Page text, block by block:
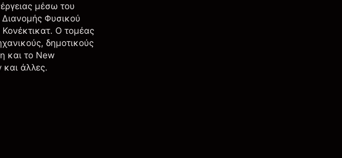
μέσω του
Διανομής Φυσικού
Ο τομέας
δημοτικούς
και το New
και άλλες.